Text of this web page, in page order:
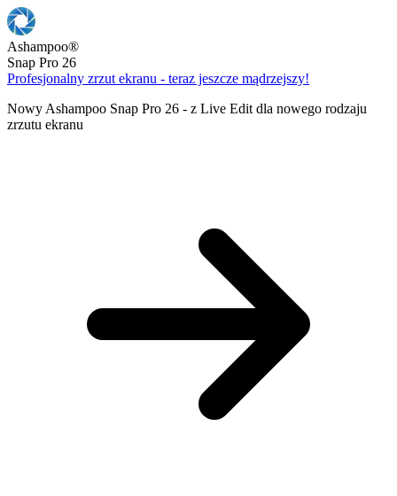
Ashampoo®
Snap Pro 26
Profesjonalny zrzut ekranu - teraz jeszcze mądrzejszy!
Nowy Ashampoo Snap Pro 26 - z Live Edit dla nowego rodzaju
zrzutu ekranu